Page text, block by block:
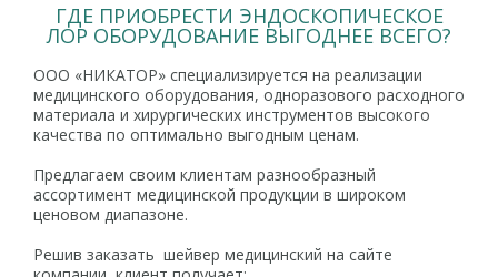
ГДЕ ПРИОБРЕСТИ ЭНДОСКОПИЧЕСКОЕ
ЛОР ОБОРУДОВАНИЕ ВЫГОДНЕЕ ВСЕГО?
ООО «НИКАТОР» специализируется на реализации
медицинского оборудования, одноразового расходного
материала и хирургических инструментов высокого
качества по оптимально выгодным ценам.
Предлагаем своим клиентам разнообразный
ассортимент медицинской продукции в широком
ценовом диапазоне.
Решив заказать шейвер медицинский на сайте